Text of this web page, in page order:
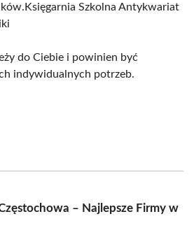
Szkolna Antykwariat
do Ciebie i powinien być
indywidualnych potrzeb.
– Najlepsze Firmy w